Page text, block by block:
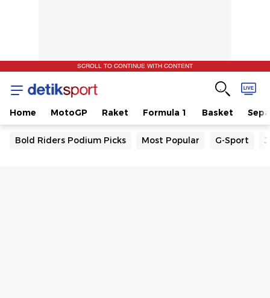
SCROLL TO CONTINUE WITH CONTENT
Home MotoGP Raket Formula 1 Basket
Bold Riders Podium Picks Most Popular G-Sport